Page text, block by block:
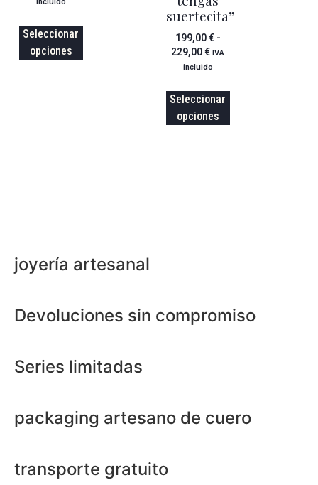
incluido
Seleccionar
opciones
suertecita”
199,00€ -
229,00€ IVA
incluido
Seleccionar
opciones
joyería artesanal
Devoluciones sin compromiso
Series limitadas
packaging artesano de cuero
transporte gratuito